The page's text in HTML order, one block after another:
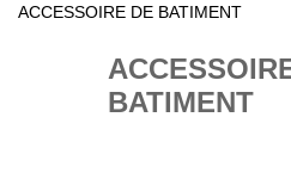
ACCESSOIRE DE BATIMENT
BATIMENT